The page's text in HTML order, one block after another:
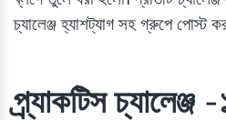
চ্যালেঞ্জ হ্যাশট্যাগ সহ গ্রুপে পোস্ট
প্র্যাকটিস চ্যালেঞ্জ